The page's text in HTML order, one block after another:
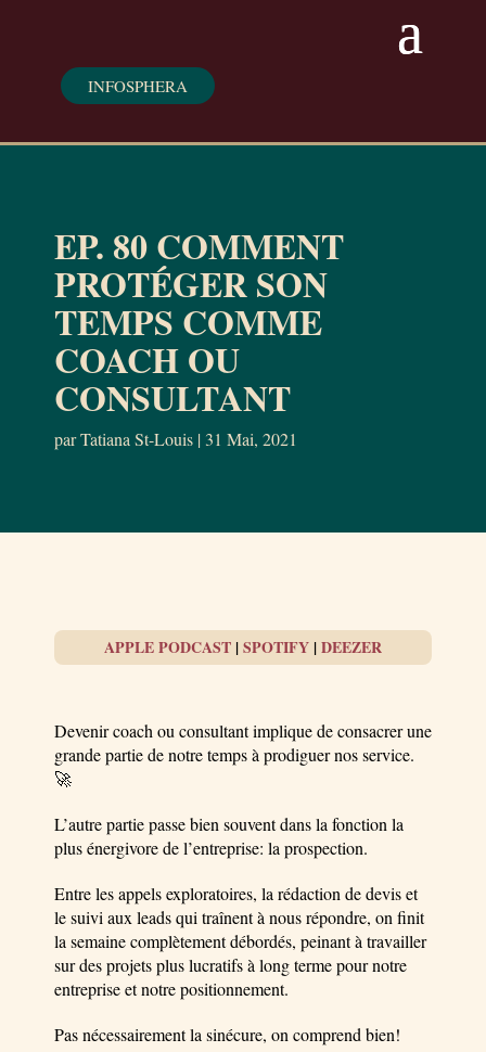
INFOSPHERA
EP. 80 COMMENT
PROTÉGER SON
TEMPS COMME
COACH OU
CONSULTANT
parTatiana St-Louis | 31 Mai, 2021
APPLE PODCAST |SPOTIFY |DEEZER
Devenir coach ou consultant implique de consacrer une
grande partie de notre temps à prodiguer nos service.
🚀
L’autre partie passe bien souvent dans la fonction la
plus énergivore de l’entreprise: la prospection.
Entre les appels exploratoires, la rédaction de devis et
le suivi aux leads qui traînent à nous répondre, on finit
la semaine complètement débordés, peinant à travailler
sur des projets plus lucratifs à long terme pour notre
entreprise et notre positionnement.
Pas nécessairement la sinécure, on comprend bien!